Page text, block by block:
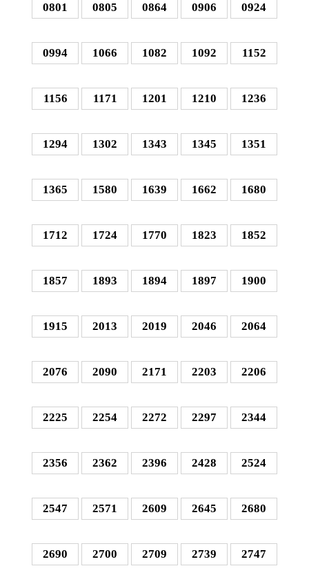
0801 0805 0864 0906 0924
0994 1066 1082 1092 1152
1156 1171 1201 1210 1236
1294 1302 1343 1345 1351
1365 1580 1639 1662 1680
1712 1724 1770 1823 1852
1857 1893 1894 1897 1900
1915 2013 2019 2046 2064
2076 2090 2171 2203 2206
2225 2254 2272 2297 2344
2356 2362 2396 2428 2524
2547 2571 2609 2645 2680
2690 2700 2709 2739 2747